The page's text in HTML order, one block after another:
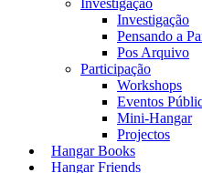
Investigação
Investigação
Pensando a
Pos Arquivo
Participação
Workshops
Eventos
Mini-Hangar
Projectos
Hangar Books
Hangar Friends